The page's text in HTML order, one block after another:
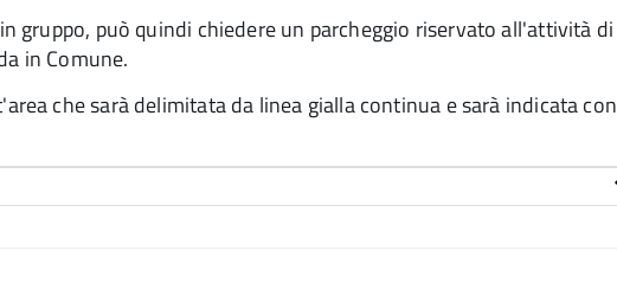
gruppo, può quindi chiedere un parcheggio riservato all'attività di
in Comune.
che sarà delimitata da linea gialla continua e sarà indicata con